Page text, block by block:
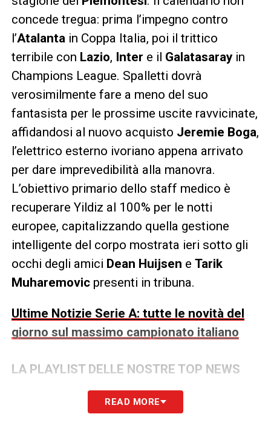
concede tregua: prima l’impegno contro
l’Atalanta in Coppa Italia, poi il trittico
terribile con Lazio, Inter e il Galatasarayin
Champions League. Spalletti dovrà
verosimilmente fare a meno del suo
fantasista per le prossime uscite ravvicinate,
affidandosi al nuovo acquisto Jeremie Boga,
l’elettrico esterno ivoriano appena arrivato
per dare imprevedibilità alla manovra.
L’obiettivo primario dello staff medico è
recuperare Yildiz al 100% per le notti
europee, capitalizzando quella gestione
intelligente del corpo mostrata ieri sotto gli
occhi degli amici Dean Huijsen e Tarik
Muharemovicpresenti in tribuna.
Ultime Notizie Serie A: tutte le novità del
giorno sul massimo campionato italiano
LA PLAYLIST DELLE NOSTRE TOP NEWS
READ MORE